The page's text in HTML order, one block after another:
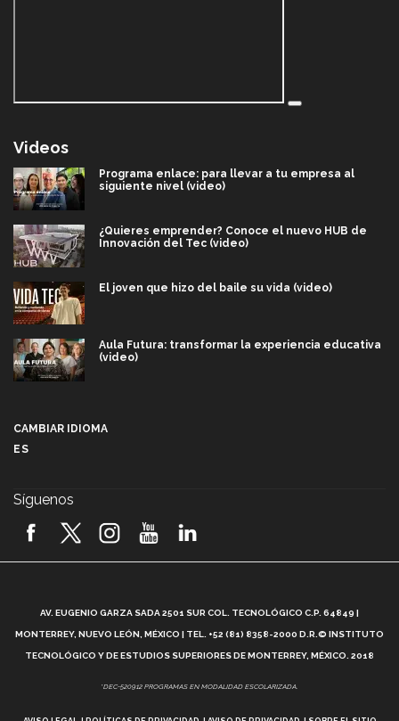
Videos
Programa enlace: para llevar a tu empresa al
siguiente nivel (video)
¿Quieres emprender? Conoce el nuevo HUB de
Innovación del Tec (video)
El joven que hizo del baile su vida (video)
Aula Futura: transformar la experiencia educativa
(video)
2026! (video)
¿Cómo es el Modelo Educativo Tec? (video)
Vida Tec: Feminismo e Inteligencia Artificial, Paola
CAMBIAR IDIOMA
ES
Síguenos
AV. EUGENIO GARZA SADA 2501 SUR COL. TECNOLÓGICO C.P. 64849 |
MONTERREY, NUEVO LEÓN, MÉXICO | TEL. +52 (81) 8358-2000 D.R.© INSTITUTO
TECNOLÓGICO Y DE ESTUDIOS SUPERIORES DE MONTERREY, MÉXICO. 2018
*DEC-520912 PROGRAMAS EN MODALIDAD ESCOLARIZADA.